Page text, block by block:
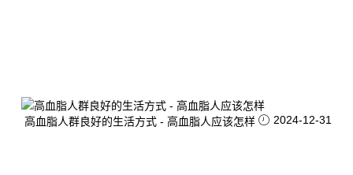
高血脂人群良好的生活方式 - 高血脂人应该怎样 2024-12-31